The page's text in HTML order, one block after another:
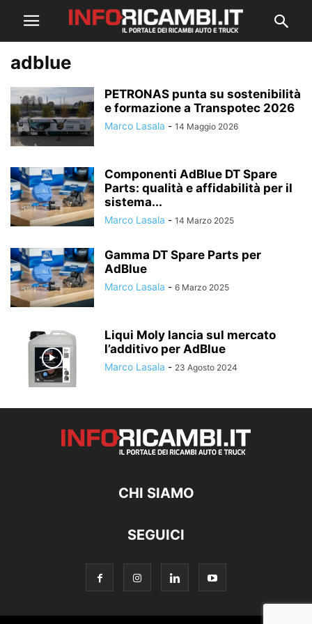
adblue
PETRONAS punta su sostenibilità
e formazione a Transpotec 2026
Marco Lasala - 14 Maggio 2026
Componenti AdBlue DT Spare
Parts: qualità e affidabilità per il
sistema...
Marco Lasala - 14 Marzo 2025
Gamma DT Spare Parts per
AdBlue
Marco Lasala - 6 Marzo 2025
Liqui Moly lancia sul mercato
l’additivo per AdBlue
Marco Lasala - 23 Agosto 2024
CHI SIAMO
SEGUICI